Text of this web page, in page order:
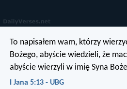
To napisałem wam, którzy
Bożego, abyście wiedzieli, że
abyście wierzyli w imię Syna
I Jana 5:13 - UBG